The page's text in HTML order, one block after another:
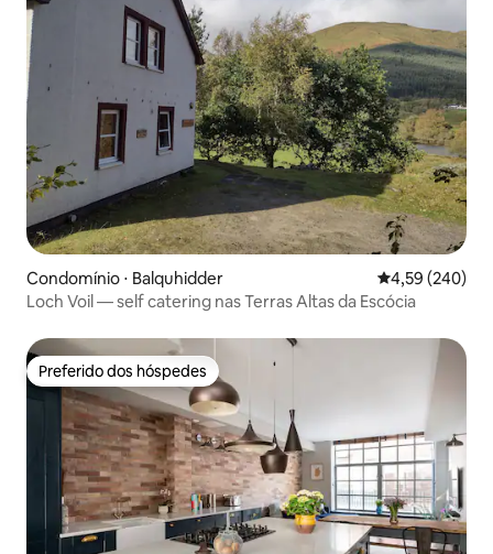
Condomínio ⋅ Balquhidder 4,59 de uma
4,59 (240)
Loch Voil — self catering nas Terras Altas da Escócia
Preferido dos hóspedes
Preferido dos hóspedes